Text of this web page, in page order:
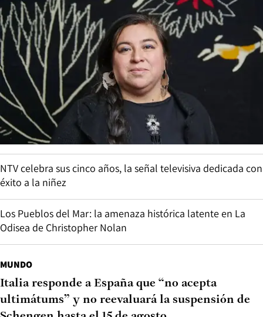
NTV celebra sus cinco años, la señal televisiva dedicada con
éxito a la niñez
Los Pueblos del Mar: la amenaza histórica latente en La
Odisea de Christopher Nolan
MUNDO
Italia responde a España que “no acepta
ultimátums” y no reevaluará la suspensión de